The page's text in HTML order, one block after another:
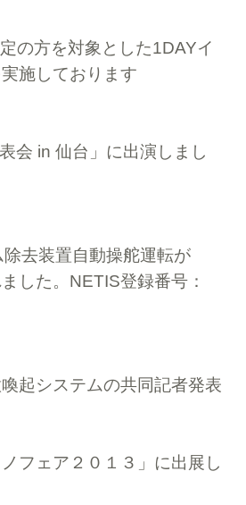
の方を対象とした1DAYイ
施しております
会 in 仙台」に出演しまし
去装置自動操舵運転が
した。NETIS登録番号：
起システムの共同記者発表
ノフェア２０１３」に出展し